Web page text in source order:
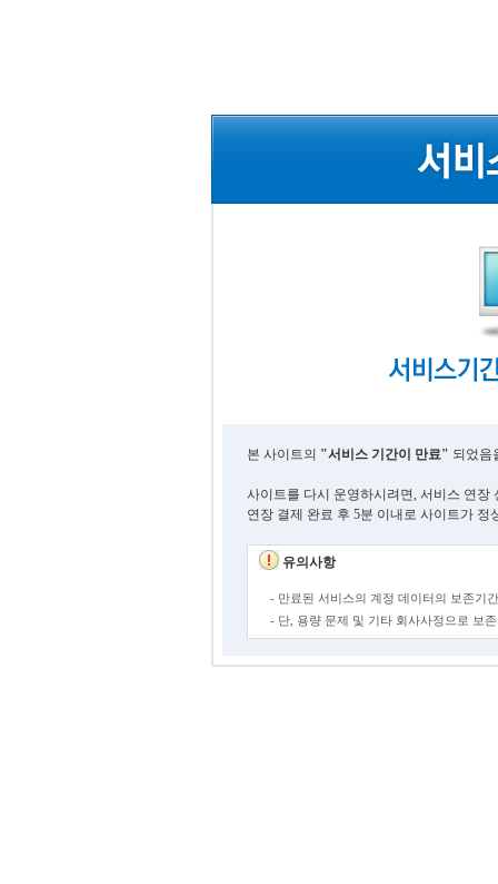
본 사이트의 "서비스 기간이 만료" 되었음
사이트를 다시 운영하시려면, 서비스 연장
연장 결제 완료 후 5분 이내로 사이트가 정
유의사항
- 만료된 서비스의 계정 데이터의 보존기
- 단, 용량 문제 및 기타 회사사정으로 보